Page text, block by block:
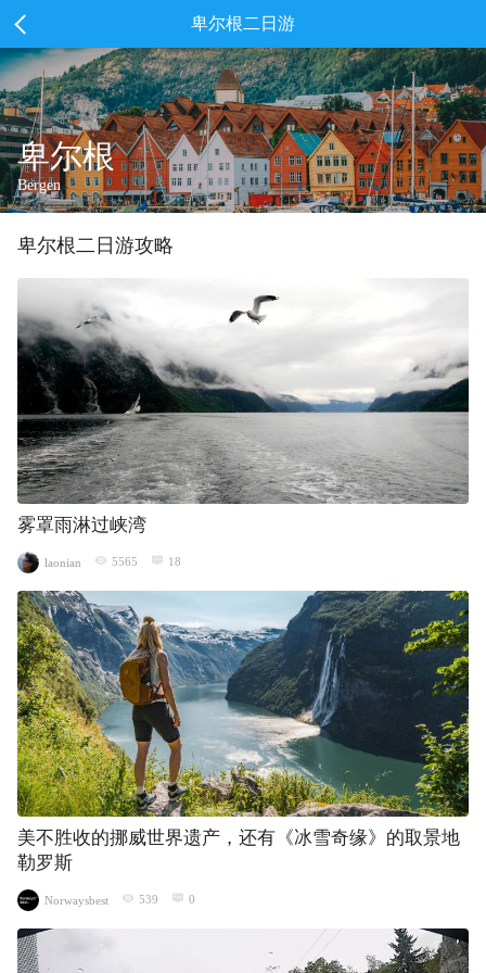
卑尔根二日游
卑尔根
Bergen
卑尔根二 日游攻略
雾罩雨淋过峡湾
laonian 5565 18
美不胜收的挪威世界遗产，还有《冰雪奇缘》的取景地
勒罗斯
Norwaysbest 539 0